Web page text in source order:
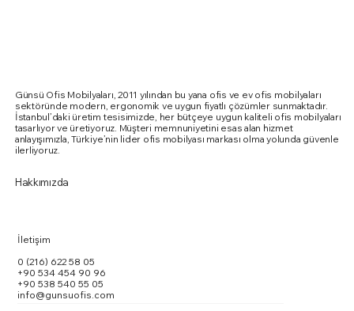
Günsü Ofis Mobilyaları, 2011 yılından bu yana ofis ve ev ofis mobilyaları
sektöründe modern, ergonomik ve uygun fiyatlı çözümler sunmaktadır.
İstanbul’daki üretim tesisimizde, her bütçeye uygun kaliteli ofis mobilyaları
tasarlıyor ve üretiyoruz. Müşteri memnuniyetini esas alan hizmet
anlayışımızla, Türkiye’nin lider ofis mobilyası markası olma yolunda güvenle
ilerliyoruz.
Hakkımızda
İletişim
0 (216) 622 58 05
+90 534 454 90 96
+90 538 540 55 05
info@gunsuofis.com